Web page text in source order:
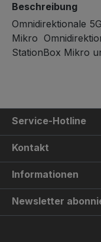
Beschreibung
Omnidirektionale
Mikro
StationBox Mikro
Service-Hotline
Kontakt
Informationen
Newsletter